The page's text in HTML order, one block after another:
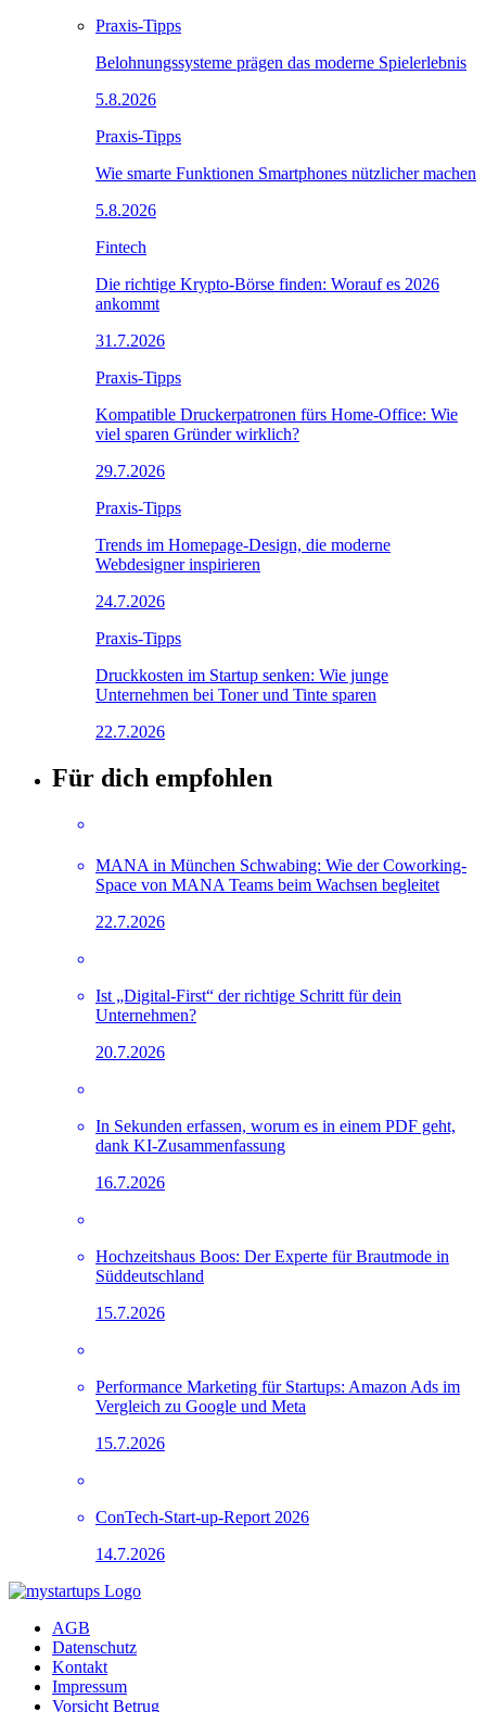
Praxis-Tipps
Belohnungssysteme prägen das moderne Spielerlebnis
5.8.2026
Praxis-Tipps
Wie smarte Funktionen Smartphones nützlicher machen
5.8.2026
Fintech
Die richtige Krypto-Börse finden: Worauf es 2026
ankommt
31.7.2026
Praxis-Tipps
Kompatible Druckerpatronen fürs Home-Office: Wie
viel sparen Gründer wirklich?
29.7.2026
Praxis-Tipps
Trends im Homepage-Design, die moderne
Webdesigner inspirieren
24.7.2026
Praxis-Tipps
Druckkosten im Startup senken: Wie junge
Unternehmen bei Toner und Tinte sparen
22.7.2026
Für dich empfohlen
MANA in München Schwabing: Wie der Coworking-
Space von MANA Teams beim Wachsen begleitet
22.7.2026
Ist „Digital-First“ der richtige Schritt für dein
Unternehmen?
20.7.2026
In Sekunden erfassen, worum es in einem PDF geht,
dank KI-Zusammenfassung
16.7.2026
Hochzeitshaus Boos: Der Experte für Brautmode in
Süddeutschland
15.7.2026
Performance Marketing für Startups: Amazon Ads im
Vergleich zu Google und Meta
15.7.2026
ConTech-Start-up-Report 2026
14.7.2026
AGB
Datenschutz
Kontakt
Impressum
Vorsicht Betrug